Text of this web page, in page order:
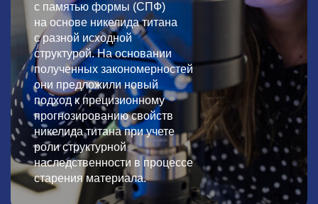
с памятью формы (СПФ)
на основе никелида титана
с разной исходной
структурой. На основании
полученных закономерностей
они предложили новый
подход к прецизионному
прогнозированию свойств
никелида титана при учете
роли структурной
наследственности в процессе
старения материала.